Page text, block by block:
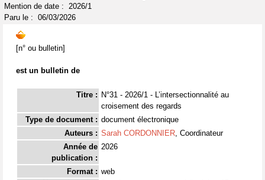
Mention de date : 2026/1
Paru le : 06/03/2026
[n° ou bulletin]
est un bulletin de
Titre : N°31 - 2026/1 - L’intersectionnalité au
croisement des regards
Type de document : document électronique
Auteurs : Sarah CORDONNIER, Coordinateur
Année de
publication :
2026
Format : web